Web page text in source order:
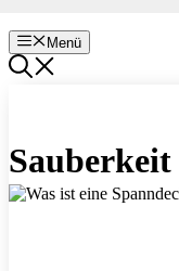
Menü
Sauberkeit